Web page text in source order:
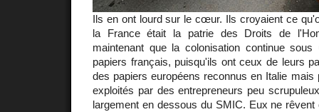
Ils en ont lourd sur le cœur. Ils croyaient ce
la France était la patrie des Droits de
maintenant que la colonisation continue
papiers français, puisqu'ils ont ceux de leurs
des papiers européens reconnus en Italie
exploités par des entrepreneurs peu
largement en dessous du SMIC. Eux ne